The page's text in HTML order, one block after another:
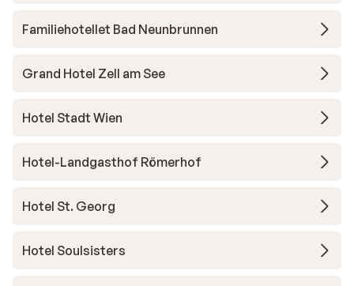
Familiehotellet Bad Neunbrunnen
Grand Hotel Zell am See
Hotel Stadt Wien
Hotel-Landgasthof Römerhof
Hotel St. Georg
Hotel Soulsisters